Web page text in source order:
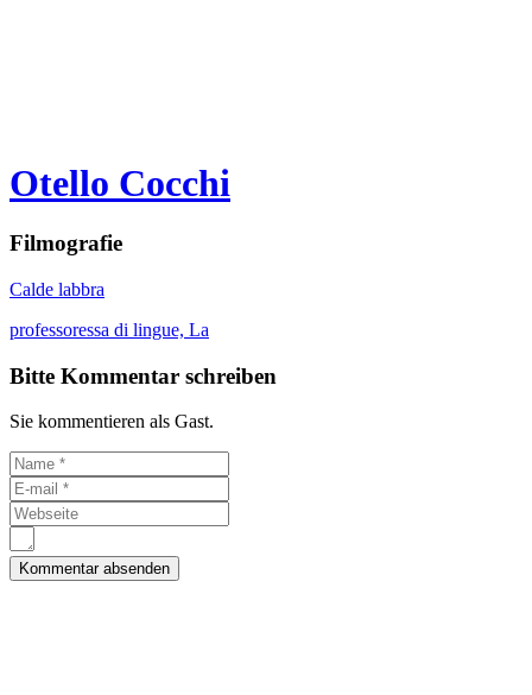
Otello Cocchi
Filmografie
Calde labbra
professoressa di lingue, La
Bitte Kommentar schreiben
Sie kommentieren als Gast.